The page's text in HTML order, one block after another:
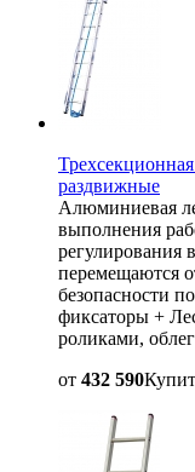
раздвижные
Алюминиевая
выполнения
регулирования
перемещаются
безопасности
фиксаторы +
роликами,
от 432 590